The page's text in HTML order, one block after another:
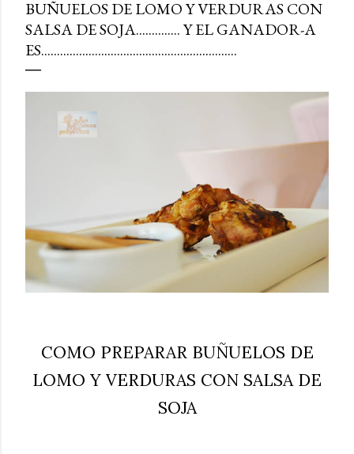
satisface. Estas alubias crujientes al horno van a cambiar
por completo tu forma de ver las legumbres. Olvídate de
asociar las alubias únicamente a los guisos tradicionales y
humilde como la alubia de La Bañeza en un snack ligero,
dorado, cargado de proteína y 100% natural. Es el
sustituto perfecto a los frutos se...
BUÑUELOS DE LOMO Y VERDURAS CON
SALSA DE SOJA.............. Y EL GANADOR-A
ES..............................................................
COMO PREPARAR BUÑUELOS DE
LOMO Y VERDURAS CON SALSA DE
SOJA